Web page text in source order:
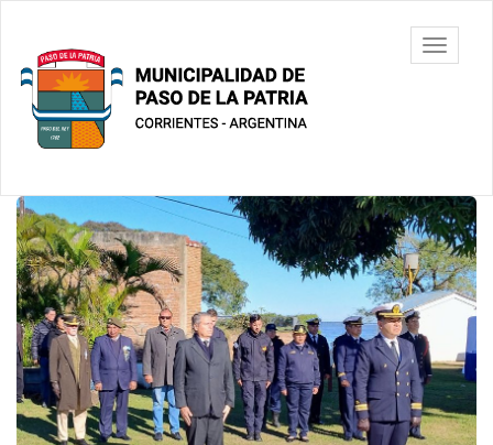
contenido
principal
Municipalidad
de Paso De
La Patria
barra
Contenido
principal